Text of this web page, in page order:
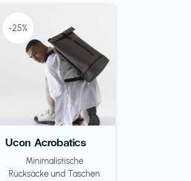
-25%
Ucon Acrobatics
Minimalistische
Rücksäcke und Taschen